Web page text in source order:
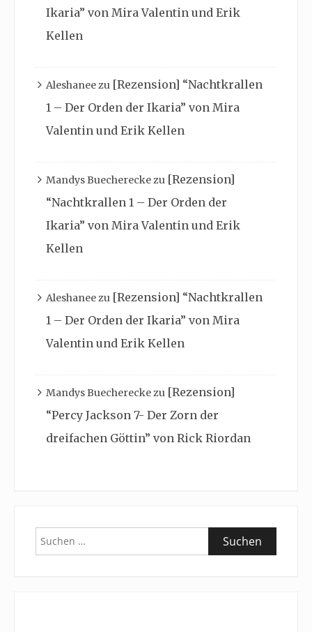
Ikaria” von Mira Valentin und Erik
Kellen
Aleshaneezu [Rezension] “Nachtkrallen
1 – Der Orden der Ikaria” von Mira
Valentin und Erik Kellen
Mandys Buechereckezu [Rezension]
“Nachtkrallen 1 – Der Orden der
Ikaria” von Mira Valentin und Erik
Kellen
Aleshaneezu [Rezension] “Nachtkrallen
1 – Der Orden der Ikaria” von Mira
Valentin und Erik Kellen
Mandys Buechereckezu [Rezension]
“Percy Jackson 7- Der Zorn der
dreifachen Göttin” von Rick Riordan
Suchen
nach: